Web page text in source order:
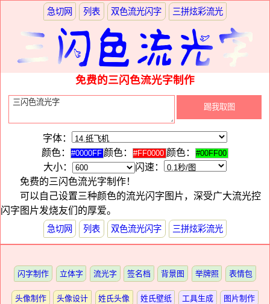
急切网 列表 双色流光闪字 三拼炫彩流光
免费的三闪色流光字制作
字体：
颜色：
颜色：
颜色：
大小：
闪速：
免费的三闪色流光字制作！
可以自己设置三种颜色的流光闪字图片，深受广大流光控
闪字图片发烧友们的厚爱。
急切网 列表 双色流光闪字 三拼炫彩流光
闪字制作 立体字 流光字 签名档 背景图 举牌照 表情包
头像制作 头像设计 姓氏头像 姓氏壁纸 工具生成 图片制作